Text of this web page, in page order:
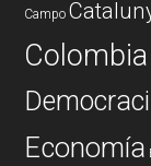
Campo
Colombia
Economía